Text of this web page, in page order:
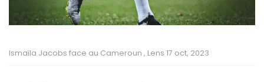
Ismaïla Jacobs face au Cameroun , Lens 17 oct, 2023